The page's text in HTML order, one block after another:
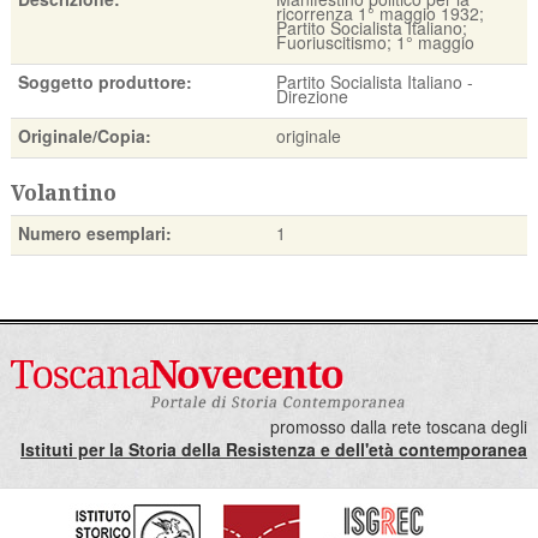
ricorrenza 1° maggio 1932;
Partito Socialista Italiano;
Fuoriuscitismo; 1° maggio
Soggetto produttore:
Partito Socialista Italiano -
Direzione
Originale/Copia:
originale
Volantino
Numero esemplari: 1
promosso dalla rete toscana degli
Istituti per la Storia della Resistenza e dell'età contemporanea